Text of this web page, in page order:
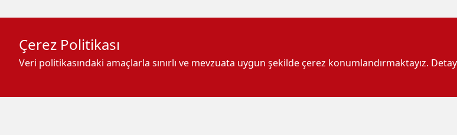
Çerez Politikası
Veri politikasındaki amaçlarla sınırlı ve mevzuata uygun şekilde çerez konumlandırmaktayız.